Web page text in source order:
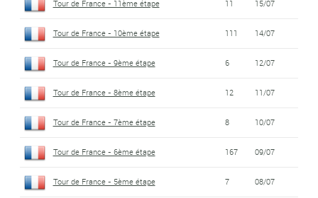
Tour de France - 11ème étape 11 15/07
Tour de France - 10ème étape 111 14/07
Tour de France - 9ème étape 6 12/07
Tour de France - 8ème étape 12 11/07
Tour de France - 7ème étape 8 10/07
Tour de France - 6ème étape 167 09/07
Tour de France - 5ème étape 7 08/07